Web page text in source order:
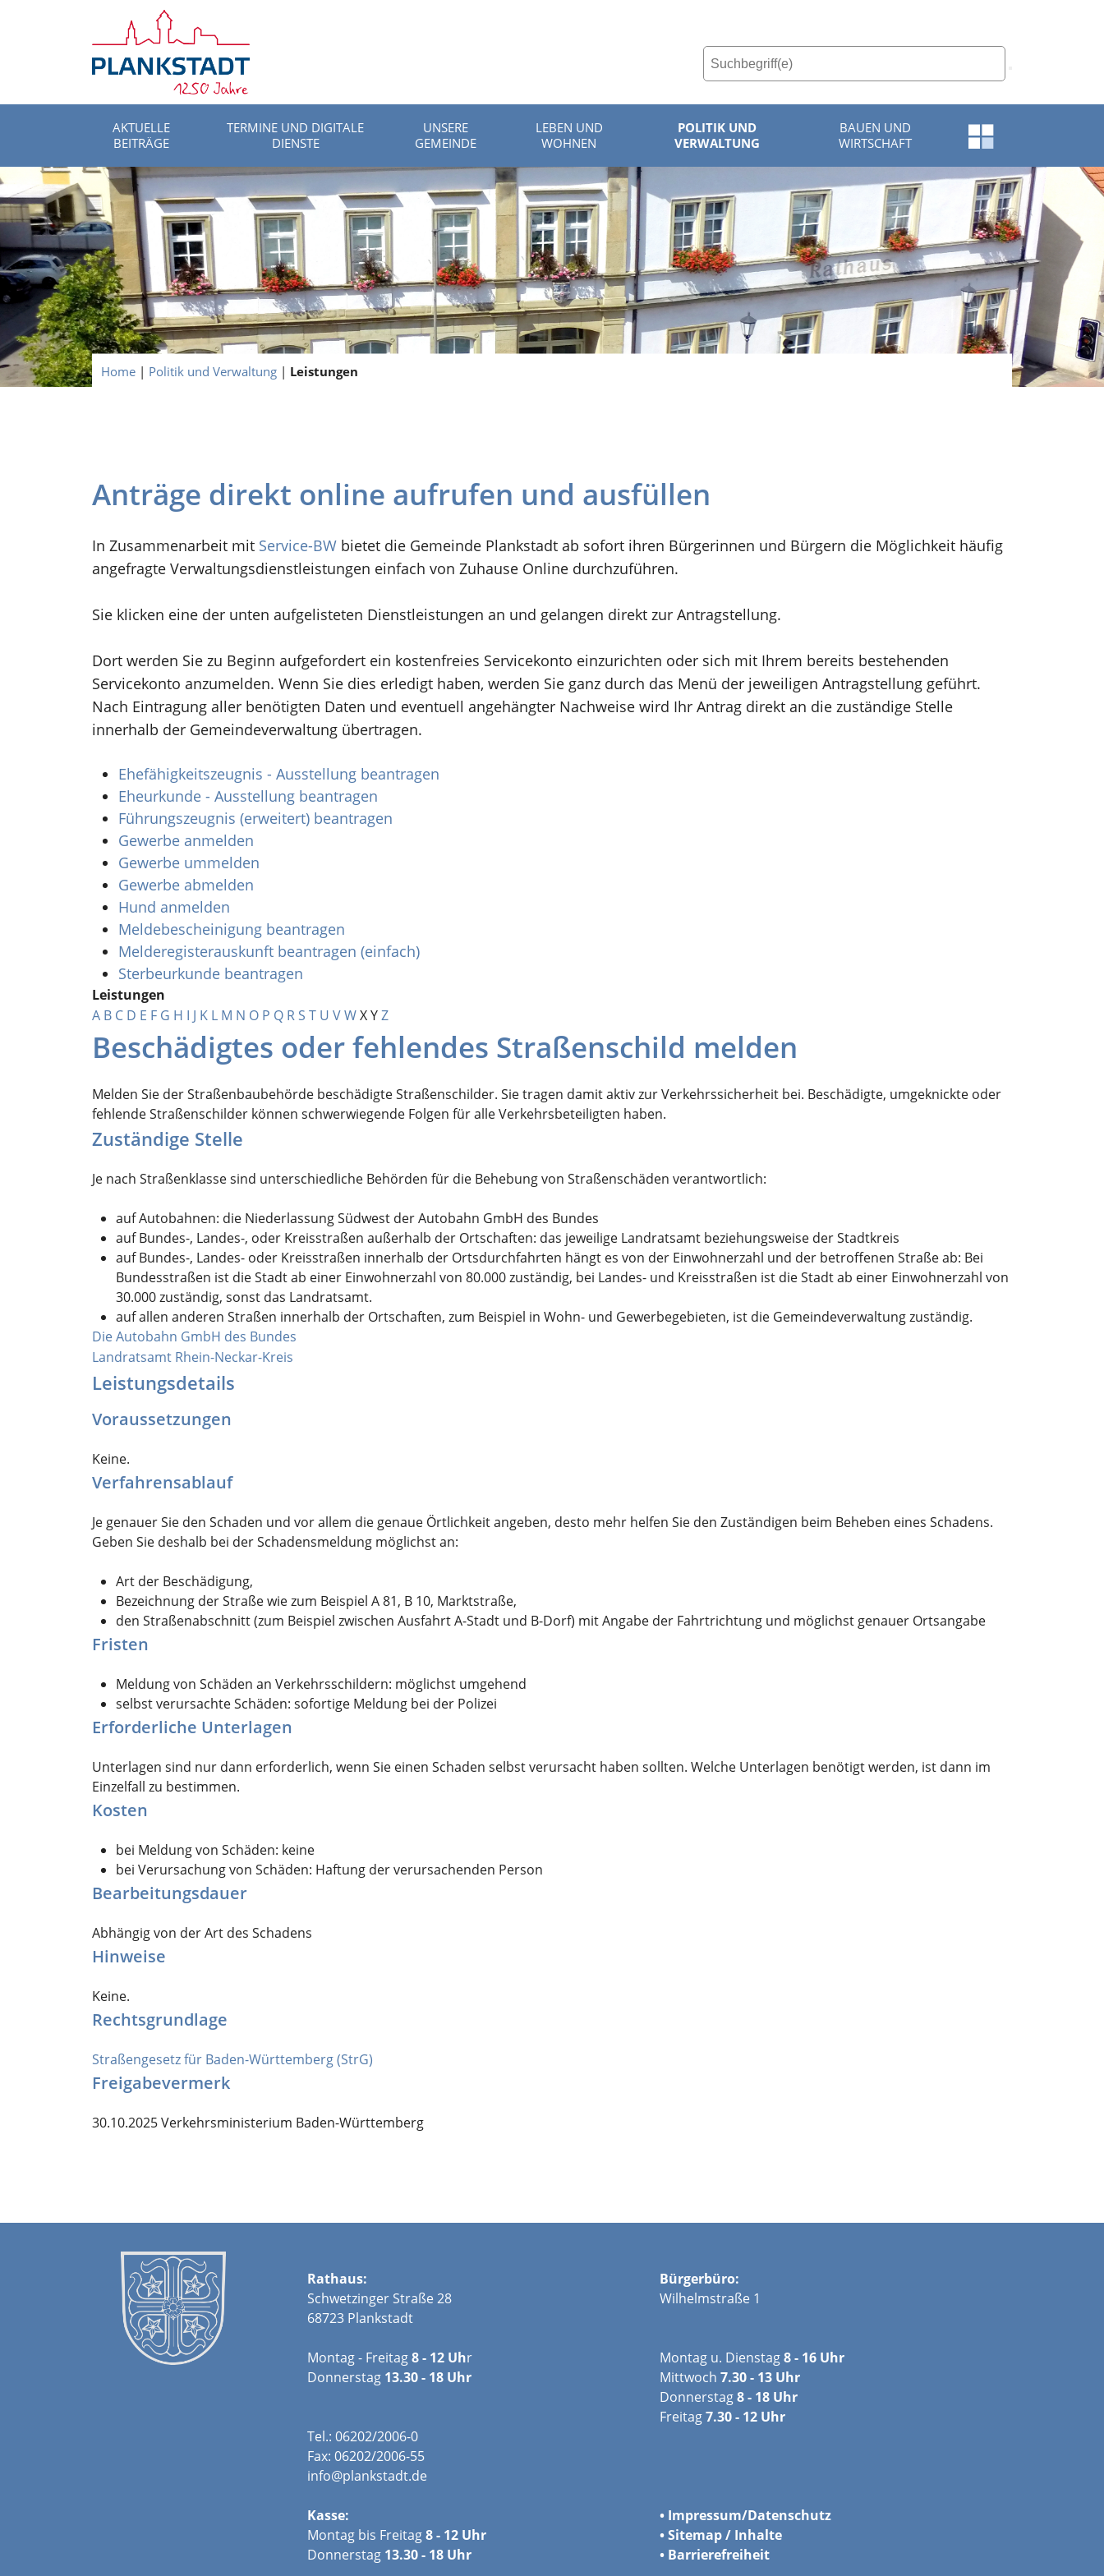
AKTUELLE
BEITRÄGE
TERMINE UND DIGITALE
DIENSTE
UNSERE
GEMEINDE
LEBEN UND
WOHNEN
POLITIK UND
VERWALTUNG
BAUEN UND
WIRTSCHAFT
Schnellzugriff-
Menü
öffnen
Home | Politik und Verwaltung | Leistungen
Anträge direkt online aufrufen und ausfüllen
In Zusammenarbeit mit Service-BW bietet die Gemeinde Plankstadt ab sofort ihren Bürgerinnen und Bürgern die Möglichkeit häufig
angefragte Verwaltungsdienstleistungen einfach von Zuhause Online durchzuführen.
Sie klicken eine der unten aufgelisteten Dienstleistungen an und gelangen direkt zur Antragstellung.
Dort werden Sie zu Beginn aufgefordert ein kostenfreies Servicekonto einzurichten oder sich mit Ihrem bereits bestehenden
Servicekonto anzumelden. Wenn Sie dies erledigt haben, werden Sie ganz durch das Menü der jeweiligen Antragstellung geführt.
Nach Eintragung aller benötigten Daten und eventuell angehängter Nachweise wird Ihr Antrag direkt an die zuständige Stelle
innerhalb der Gemeindeverwaltung übertragen.
Ehefähigkeitszeugnis - Ausstellung beantragen
Eheurkunde - Ausstellung beantragen
Führungszeugnis (erweitert) beantragen
Gewerbe anmelden
Gewerbe ummelden
Gewerbe abmelden
Hund anmelden
Meldebescheinigung beantragen
Melderegisterauskunft beantragen (einfach)
Sterbeurkunde beantragen
Leistungen
A B C D E F G H I J K L M N O P Q R S T U VWXYZ
Beschädigtes oder fehlendes Straßenschild melden
Melden Sie der Straßenbaubehörde beschädigte Straßenschilder. Sie tragen damit aktiv zur Verkehrssicherheit bei. Beschädigte, umgeknickte oder
fehlende Straßenschilder können schwerwiegende Folgen für alle Verkehrsbeteiligten haben.
Zuständige Stelle
Je nach Straßenklasse sind unterschiedliche Behörden für die Behebung von Straßenschäden verantwortlich:
auf Autobahnen: die Niederlassung Südwest der Autobahn GmbH des Bundes
auf Bundes-, Landes-, oder Kreisstraßen außerhalb der Ortschaften: das jeweilige Landratsamt beziehungsweise der Stadtkreis
auf Bundes-, Landes- oder Kreisstraßen innerhalb der Ortsdurchfahrten hängt es von der Einwohnerzahl und der betroffenen Straße ab: Bei
Bundesstraßen ist die Stadt ab einer Einwohnerzahl von 80.000 zuständig, bei Landes- und Kreisstraßen ist die Stadt ab einer Einwohnerzahl von
30.000 zuständig, sonst das Landratsamt.
auf allen anderen Straßen innerhalb der Ortschaften, zum Beispiel in Wohn- und Gewerbegebieten, ist die Gemeindeverwaltung zuständig.
Die Autobahn GmbH des Bundes
Landratsamt Rhein-Neckar-Kreis
Leistungsdetails
Voraussetzungen
Keine.
Verfahrensablauf
Je genauer Sie den Schaden und vor allem die genaue Örtlichkeit angeben, desto mehr helfen Sie den Zuständigen beim Beheben eines Schadens.
Geben Sie deshalb bei der Schadensmeldung möglichst an:
Art der Beschädigung,
Bezeichnung der Straßewie zum Beispiel A 81, B 10, Marktstraße,
den Straßenabschnitt(zum Beispiel zwischen Ausfahrt A-Stadt und B-Dorf) mit Angabe der Fahrtrichtung und möglichst genauer Ortsangabe
Fristen
Meldung von Schäden an Verkehrsschildern: möglichst umgehend
selbst verursachte Schäden: sofortige Meldung bei der Polizei
Erforderliche Unterlagen
Unterlagen sind nur dann erforderlich, wenn Sie einen Schaden selbst verursacht haben sollten. Welche Unterlagen benötigt werden, ist dann im
Einzelfall zu bestimmen.
Kosten
bei Meldung von Schäden: keine
bei Verursachung von Schäden: Haftung der verursachenden Person
Bearbeitungsdauer
Abhängig von der Art des Schadens
Hinweise
Keine.
Rechtsgrundlage
Straßengesetz für Baden-Württemberg (StrG)
Freigabevermerk
30.10.2025 Verkehrsministerium Baden-Württemberg
Rathaus:
Schwetzinger Straße 28
68723 Plankstadt
Montag - Freitag8 - 12 Uhr
Donnerstag 13.30 - 18 Uhr
Bürgerbüro:
Wilhelmstraße 1
Montag u. Dienstag8 - 16 Uhr
Mittwoch 7.30 - 13 Uhr
Donnerstag8 - 18 Uhr
Freitag7.30 - 12 Uhr
Tel.: 06202/2006-0
Fax: 06202/2006-55
info@plankstadt.de
Kasse:
Montag bis Freitag8 - 12 Uhr
Donnerstag 13.30 - 18 Uhr
• Impressum/Datenschutz
•Sitemap / Inhalte
• Barrierefreiheit